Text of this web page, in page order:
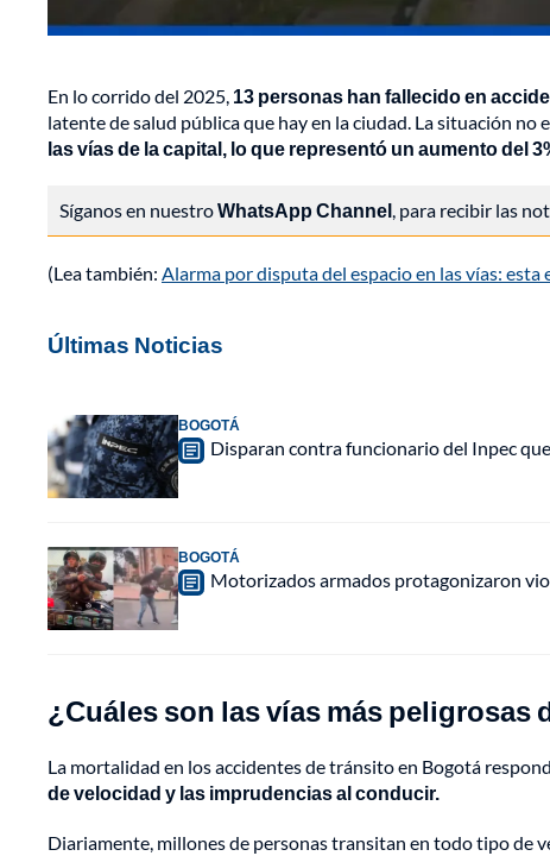
En lo corrido del 2025, 13 personas han fallecido en
latente de salud pública que hay en la ciudad. La situación no
las vías de la capital, lo que representó un aumento del
Síganos en nuestroWhatsApp Channel, para recibir las
(Lea también: Alarma por disputa del espacio en las vías:
Últimas Noticias
BOGOTÁ
Disparan contra funcionario del Inpec
BOGOTÁ
Motorizados armados protagonizaron
¿Cuáles son las vías más peligrosas
La mortalidad en los accidentes de tránsito en Bogotá
de velocidad y las imprudencias al conducir.
Diariamente, millones de personas transitan en todo tipo de